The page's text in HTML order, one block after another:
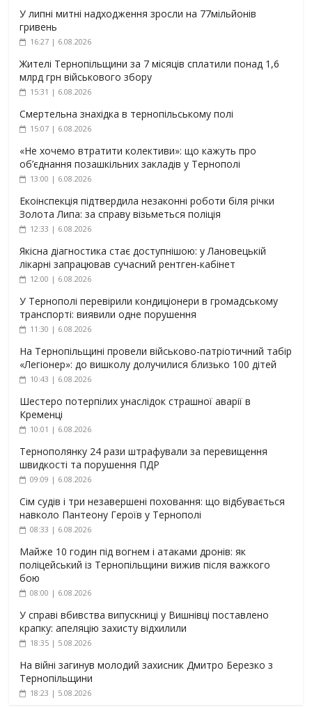
У липні митні надходження зросли на 77мільйонів
гривень
16:27 | 6.08.2026
Жителі Тернопільщини за 7 місяців сплатили понад 1,6
млрд грн військового збору
15:31 | 6.08.2026
Смертельна знахідка в тернопільському полі
15:07 | 6.08.2026
«Не хочемо втратити колективи»: що кажуть про
об’єднання позашкільних закладів у Тернополі
13:00 | 6.08.2026
Екоінспекція підтвердила незаконні роботи біля річки
Золота Липа: за справу візьметься поліція
12:33 | 6.08.2026
Якісна діагностика стає доступнішою: у Лановецькій
лікарні запрацював сучасний рентген-кабінет
12:00 | 6.08.2026
У Тернополі перевірили кондиціонери в громадському
транспорті: виявили одне порушення
11:30 | 6.08.2026
На Тернопільщині провели військово-патріотичний табір
«Легіонер»: до вишколу долучилися близько 100 дітей
10:43 | 6.08.2026
Шестеро потерпілих унаслідок страшної аварії в
Кременці
10:01 | 6.08.2026
Тернополянку 24 рази штрафували за перевищення
швидкості та порушення ПДР
09:09 | 6.08.2026
Сім судів і три незавершені поховання: що відбувається
навколо Пантеону Героїв у Тернополі
08:33 | 6.08.2026
Майже 10 годин під вогнем і атаками дронів: як
поліцейський із Тернопільщини вижив після важкого
бою
08:00 | 6.08.2026
У справі вбивства випускниці у Вишнівці поставлено
крапку: апеляцію захисту відхилили
18:35 | 5.08.2026
На війні загинув молодий захисник Дмитро Березко з
Тернопільщини
18:23 | 5.08.2026